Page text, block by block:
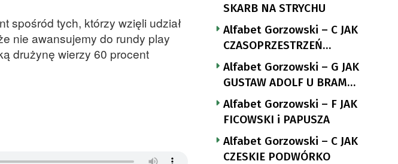
spośród tych, którzy wzięli udział
nie awansujemy do rundy play
drużynę wierzy 60 procent
SKARB NA STRYCHU
Alfabet Gorzowski – C JAK
CZASOPRZESTRZEŃ
NUTTGENSA
Alfabet Gorzowski – G JAK
GUSTAW ADOLF U BRAM
LANDSBERGA
Alfabet Gorzowski – F JAK
FICOWSKI i PAPUSZA
Alfabet Gorzowski – C JAK
CZESKIE PODWÓRKO